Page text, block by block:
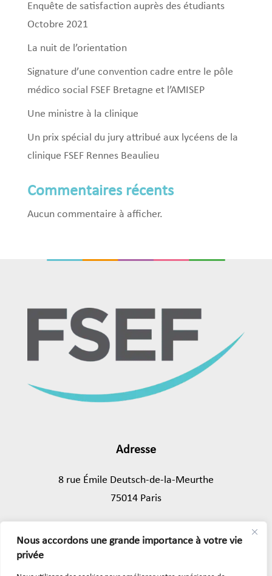
Nous accordons une grande importance à votre vie
privée
Enquête de satisfaction auprès des étudiants
Octobre 2021
La nuit de l’orientation
Signature d’une convention cadre entre le pôle
médico social FSEF Bretagne et l’AMISEP
Une ministre à la clinique
Un prix spécial du jury attribué aux lycéens de la
clinique FSEF Rennes Beaulieu
Commentaires récents
Aucun commentaire à afficher.
Adresse
8 rue Émile Deutsch-de-la-Meurthe
75014 Paris
Mentions légales